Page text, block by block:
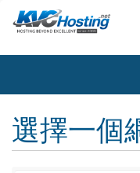
選擇一個